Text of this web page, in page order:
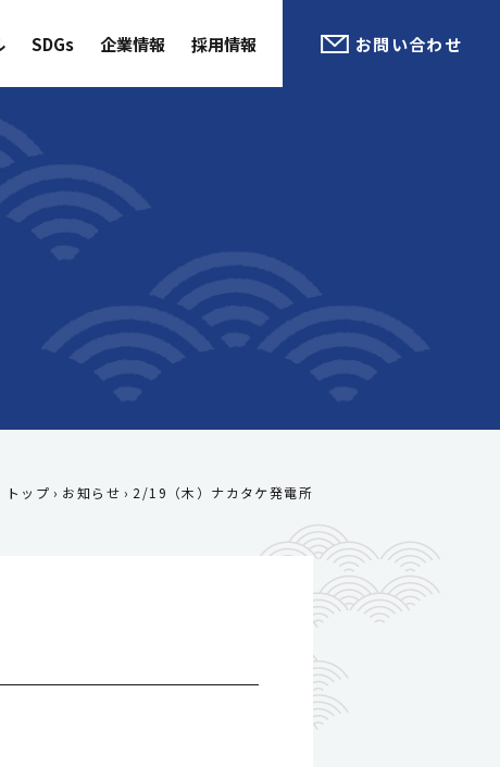
SDGs 企業情報 採用情報 お問い合わせ
トップ お知らせ 2/19（木）ナカタケ発電所